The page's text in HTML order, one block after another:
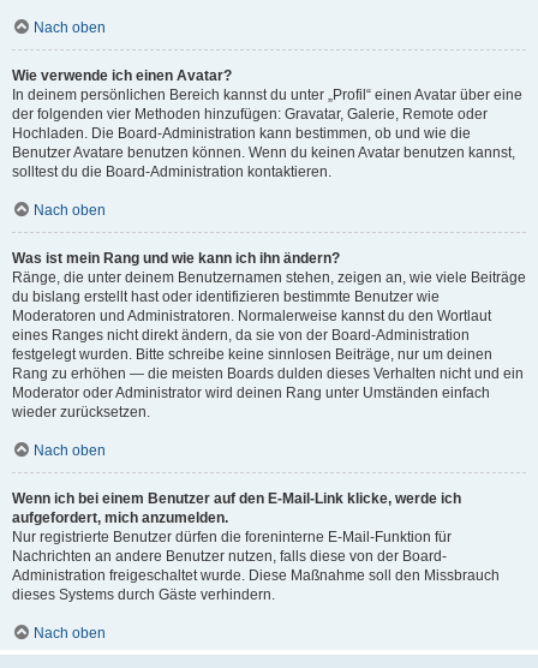
Nach oben
Wie verwende ich einen Avatar?
In deinem persönlichen Bereich kannst du unter „Profil“ einen Avatar über eine
der folgenden vier Methoden hinzufügen: Gravatar, Galerie, Remote oder
Hochladen. Die Board-Administration kann bestimmen, ob und wie die
Benutzer Avatare benutzen können. Wenn du keinen Avatar benutzen kannst,
solltest du die Board-Administration kontaktieren.
Nach oben
Was ist mein Rang und wie kann ich ihn ändern?
Ränge, die unter deinem Benutzernamen stehen, zeigen an, wie viele Beiträge
du bislang erstellt hast oder identifizieren bestimmte Benutzer wie
Moderatoren und Administratoren. Normalerweise kannst du den Wortlaut
eines Ranges nicht direkt ändern, da sie von der Board-Administration
festgelegt wurden. Bitte schreibe keine sinnlosen Beiträge, nur um deinen
Rang zu erhöhen — die meisten Boards dulden dieses Verhalten nicht und ein
Moderator oder Administrator wird deinen Rang unter Umständen einfach
wieder zurücksetzen.
Nach oben
Wenn ich bei einem Benutzer auf den E-Mail-Link klicke, werde ich
aufgefordert, mich anzumelden.
Nur registrierte Benutzer dürfen die foreninterne E-Mail-Funktion für
Nachrichten an andere Benutzer nutzen, falls diese von der Board-
Administration freigeschaltet wurde. Diese Maßnahme soll den Missbrauch
dieses Systems durch Gäste verhindern.
Nach oben